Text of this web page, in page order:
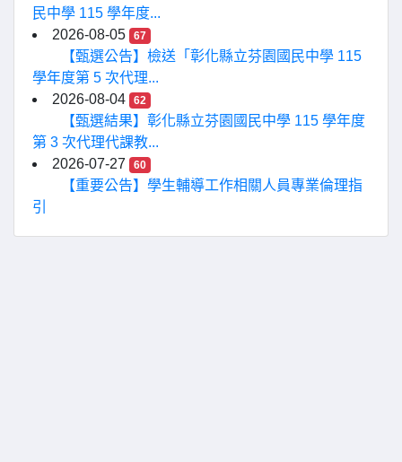
民中學 115 學年度...
2026-08-05
67
【甄選公告】檢送「彰化縣立芬園國民中學 115
學年度第 5 次代理...
2026-08-04
62
【甄選結果】彰化縣立芬園國民中學 115 學年度
第 3 次代理代課教...
2026-07-27
60
【重要公告】學生輔導工作相關人員專業倫理指
引